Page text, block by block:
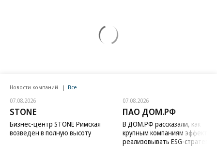
Новости компаний Все
07.08.2026
STONE
Бизнес-центр STONE Римская
возведен в полную высоту
07.08.2026
ПАО ДОМ.РФ
В ДОМ.РФ рассказали, как
крупным компаниям
реализовывать ESG-стратегию